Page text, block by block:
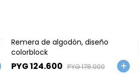
Remera de algodón, diseño
colorblock
PYG124.600 PYG178.000